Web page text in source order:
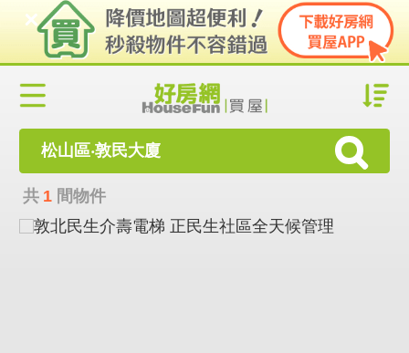
松山區‧敦民大廈
共 1 間物件